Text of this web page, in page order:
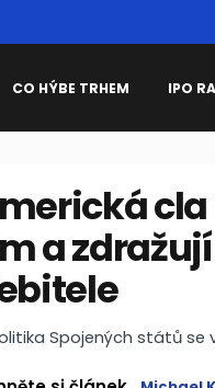
CO HÝBE TRHEM IPO
a
Spojených států se